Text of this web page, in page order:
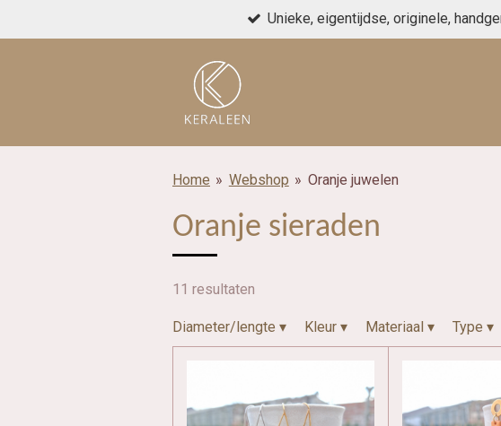
direct
Unieke, eigentijdse, originele,
Home » Webshop » Oranje juwelen
Oranje sieraden
11 resultaten
Diameter/lengte ▾ Kleur ▾ Materiaal ▾ Type ▾